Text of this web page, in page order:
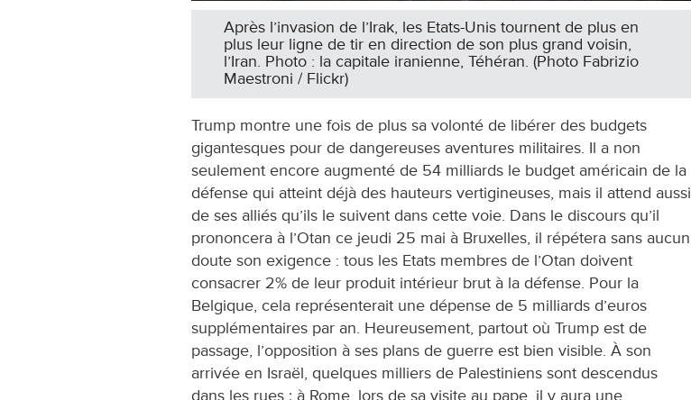
Après l’invasion de l’Irak, les Etats-Unis tournent de plus en
plus leur ligne de tir en direction de son plus grand voisin,
l’Iran. Photo : la capitale iranienne, Téhéran. (Photo Fabrizio
Maestroni / Flickr)
Trump montre une fois de plus sa volonté de libérer des budgets
gigantesques pour de dangereuses aventures militaires. Il a non
seulement encore augmenté de 54 milliards le budget américain de la
défense qui atteint déjà des hauteurs vertigineuses, mais il attend aussi
de ses alliés qu’ils le suivent dans cette voie. Dans le discours qu’il
prononcera à l’Otan ce jeudi 25 mai à Bruxelles, il répétera sans aucun
doute son exigence : tous les Etats membres de l’Otan doivent
consacrer 2% de leur produit intérieur brut à la défense. Pour la
Belgique, cela représenterait une dépense de 5 milliards d’euros
supplémentaires par an. Heureusement, partout où Trump est de
passage, l’opposition à ses plans de guerre est bien visible. À son
arrivée en Israël, quelques milliers de Palestiniens sont descendus
dans les rues ; à Rome, lors de sa visite au pape, il y aura une